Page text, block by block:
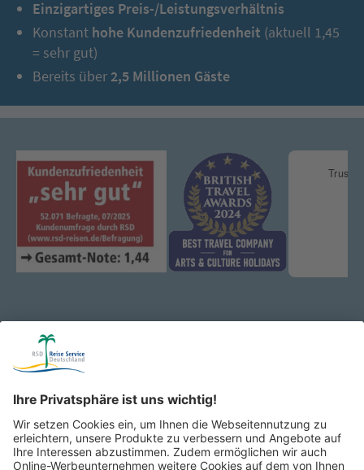
Einzigartiges Preis-/Leistungsverhältnis
Konstant hohe Kundenzufriedenheit (aktuell 1,45
= sehr gut)
Bereits über2,5 Millionen Gäste
Katalog & Reisepost:
Wir schicken Ihnen zukünftig unsere schönsten Reisen gerne
per Post nach Hause!
Jetzt anfordern!